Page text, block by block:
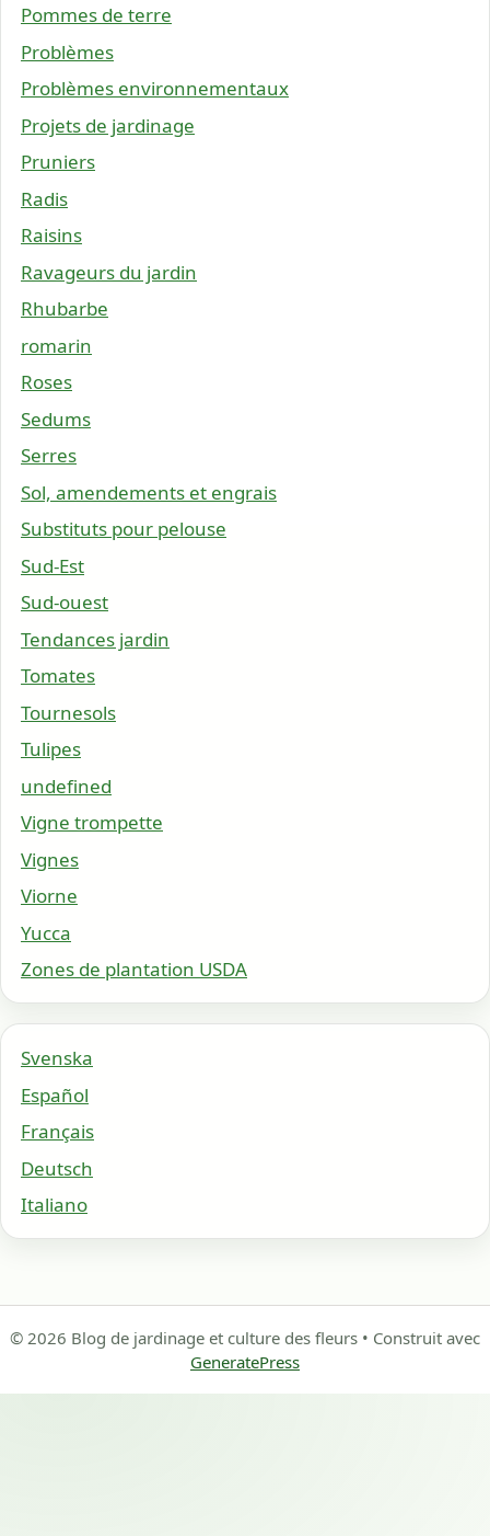
Pommes de terre
Problèmes
Problèmes environnementaux
Projets de jardinage
Pruniers
Radis
Raisins
Ravageurs du jardin
Rhubarbe
romarin
Roses
Sedums
Serres
Sol, amendements et engrais
Substituts pour pelouse
Sud-Est
Sud-ouest
Tendances jardin
Tomates
Tournesols
Tulipes
undefined
Vigne trompette
Vignes
Viorne
Yucca
Zones de plantation USDA
Svenska
Español
Français
Deutsch
Italiano
© 2026 Blog de jardinage et culture des fleurs • Construit avec
GeneratePress